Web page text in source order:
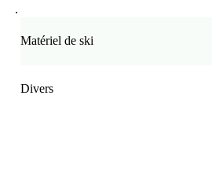
.
Matériel de ski
Divers